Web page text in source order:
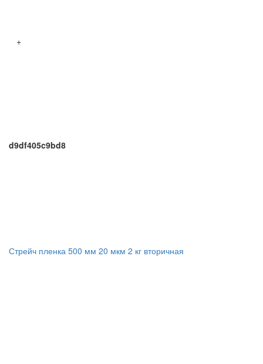
+
d9df405c9bd8
Стрейч пленка 500 мм 20 мкм 2 кг вторичная